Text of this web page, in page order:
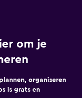
om je
organiseren
is grats en